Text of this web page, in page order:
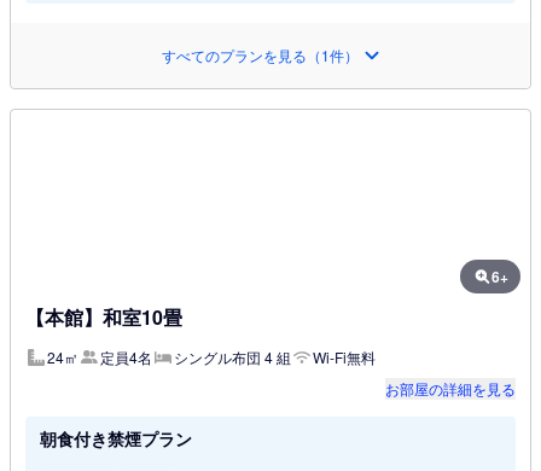
すべてのプランを見る（1件）
6+
【本館】和室10畳
24㎡ 定員4名 シングル布団 4 組
Wi-Fi無料
お部屋の詳細を見る
朝食付き禁煙プラン